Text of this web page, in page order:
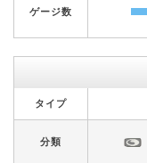
ゲージ数
タイプ
分類